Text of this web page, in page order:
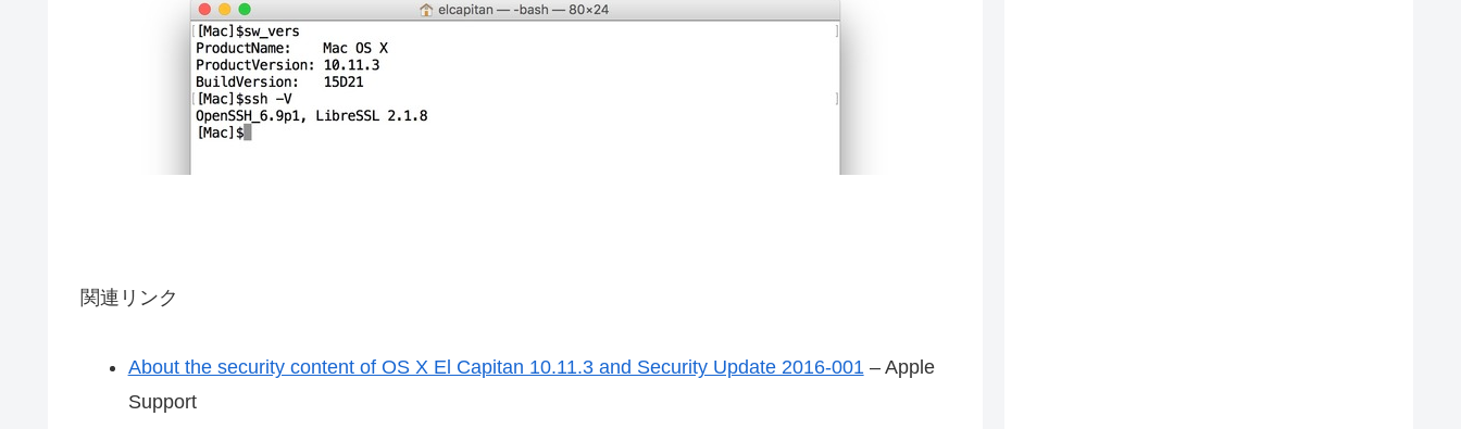
関連リンク
About the security content of OS X El Capitan 10.11.3 and Security Update 2016-001– Apple
Support